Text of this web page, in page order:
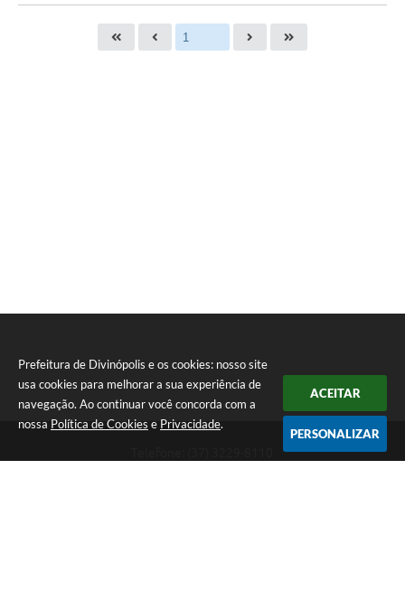
Prefeitura de Divinópolis e os cookies: nosso site
usa cookies para melhorar a sua experiência de
navegação. Ao continuar você concorda com a
nossa Política de Cookies e Privacidade.
ACEITAR
PERSONALIZAR